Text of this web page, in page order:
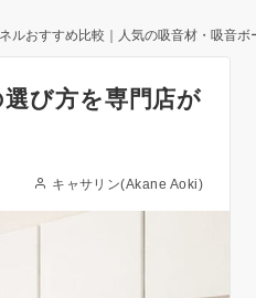
ルおすすめ比較｜人気の吸音材・吸音ボ
び方を専門店が
キャサリン(Akane Aoki)